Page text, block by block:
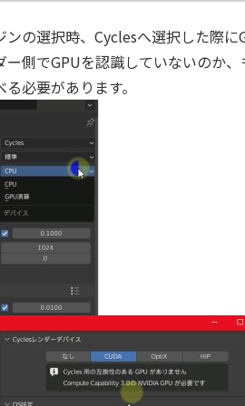
ンの選択時、Cyclesへ選択した際に
ー側でGPUを認識していないのか
必要があります。